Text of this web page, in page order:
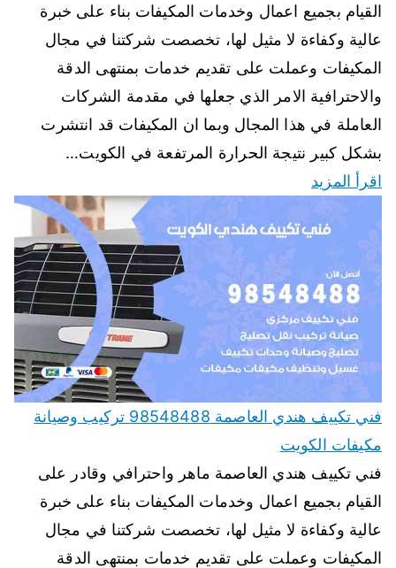
القيام بجميع اعمال وخدمات المكيفات بناء على خبرة
عالية وكفاءة لا مثيل لها، تخصصت شركتنا في مجال
المكيفات وعملت على تقديم خدمات بمنتهى الدقة
والاحترافية الامر الذي جعلها في مقدمة الشركات
العاملة في هذا المجال وبما ان المكيفات قد انتشرت
بشكل كبير نتيجة الحرارة المرتفعة في الكويت…
اقرأ المزيد
فني تكييف هندي العاصمة 98548488 تركيب وصيانة
مكيفات الكويت
فني تكييف هندي العاصمة ماهر واحترافي وقادر على
القيام بجميع اعمال وخدمات المكيفات بناء على خبرة
عالية وكفاءة لا مثيل لها، تخصصت شركتنا في مجال
المكيفات وعملت على تقديم خدمات بمنتهى الدقة